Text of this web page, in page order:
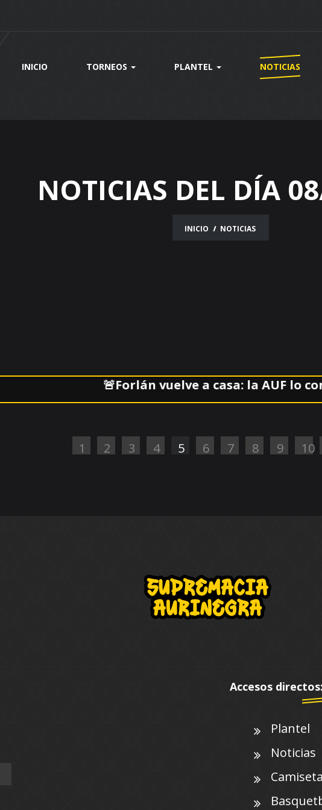
INICIO TORNEOS PLANTEL NOTICIAS
NOTICIAS DEL DÍA
INICIO NOTICIAS
🚨Forlán vuelve a casa: la AUF lo
1 2 3 4 5 6 7 8 9 10
Accesos directos:
Plantel
Noticias